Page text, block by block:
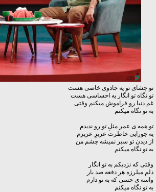
تو چشای تو یه جادوی خاصی هست
تو نگاه تو انگار یه احساسی هست
غم دنیا رو فراموش میکنم وقتی
به تو نگاه میکنم
تو همه ی عمر مثلِ تو رو ندیدم
یه جورایی خاطرت عزیزِ عزیزم
از دیدن تو سیر نمیشه چشم من
به تو نگاه میکنم
وقتی که نزدیکم به تو انگار
دلم میلرزه هر دفعه صد بار
واسه ی حسی که به تو دارم
به تو نگاه میکنم